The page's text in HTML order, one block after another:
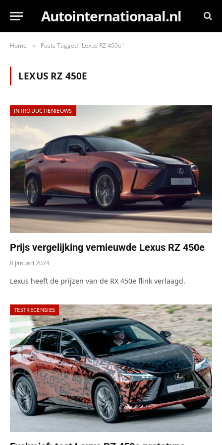
Autointernationaal.nl
Home » Posts Tagged "Lexus RZ 450e"
LEXUS RZ 450E
INTRODUCTIENIEUWS
Prijs vergelijking vernieuwde Lexus RZ 450e
8 januari 2024
Lexus heeft de prijzen van de RX 450e flink verlaagd.
TESTRECENSIES